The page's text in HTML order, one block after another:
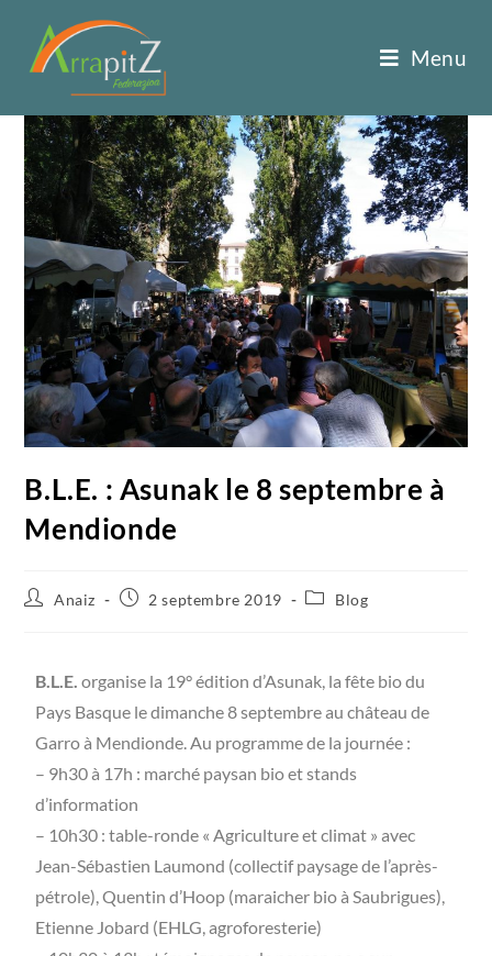
Menu
B.L.E. : Asunak le 8 septembre à
Mendionde
Anaiz 2 septembre 2019 Blog
B.L.E.organise la 19° édition d’Asunak, la fête bio du
Pays Basque le dimanche 8 septembre au château de
Garro à Mendionde. Au programme de la journée :
– 9h30 à 17h : marché paysan bio et stands
d’information
– 10h30 : table-ronde « Agriculture et climat » avec
Jean-Sébastien Laumond (collectif paysage de l’après-
pétrole), Quentin d’Hoop (maraicher bio à Saubrigues),
Etienne Jobard (EHLG, agroforesterie)